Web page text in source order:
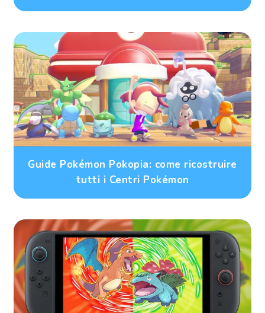
Guide Pokémon Pokopia: come ricostruire
tutti i Centri Pokémon